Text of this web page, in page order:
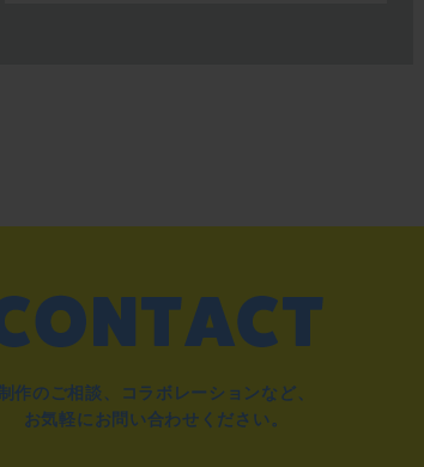
作のご相談、コラボレーションなど、
お気軽にお問い合わせください。